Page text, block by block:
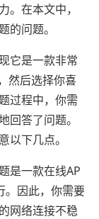
。在本文中，
的问题。
它是一款非常
然后选择你喜
过程中，你需
回答了问题。
以下几点。
是一款在线AP
。因此，你需要
网络连接不稳